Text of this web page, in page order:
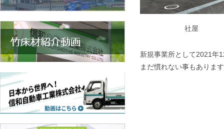
社屋
新規事業所として2021年
まだ慣れない事もありま